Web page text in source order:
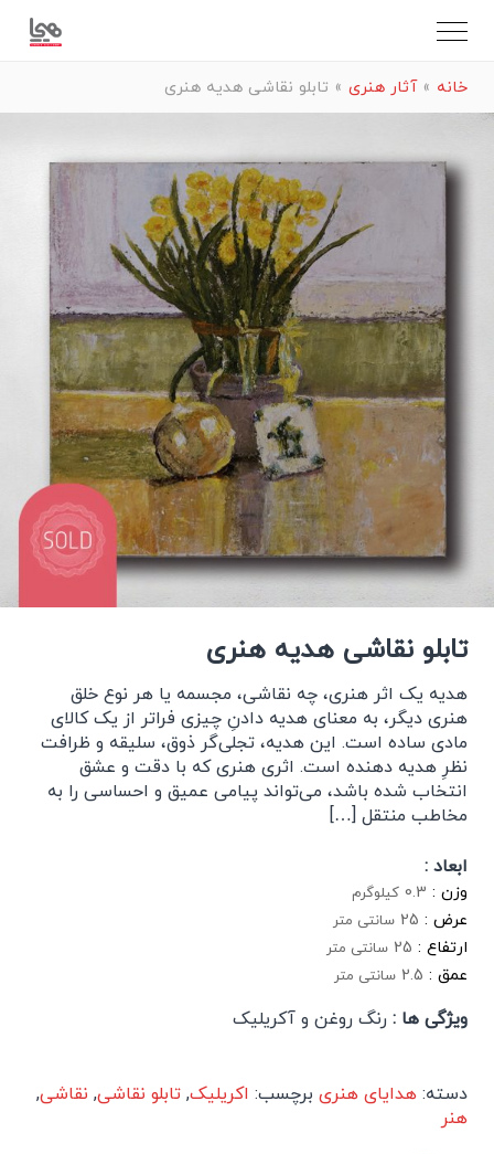
خانه »آثار هنری » تابلو نقاشی هدیه هنری
تابلو نقاشی هدیه هنری
هدیه یک اثر هنری، چه نقاشی، مجسمه یا هر نوع خلق
هنری دیگر، به معنای هدیه دادنِ چیزی فراتر از یک کالای
مادی ساده است. این هدیه، تجلی‌گر ذوق، سلیقه و ظرافت
نظرِ هدیه دهنده است. اثری هنری که با دقت و عشق
انتخاب شده باشد، می‌تواند پیامی عمیق و احساسی را به
مخاطب منتقل […]
ابعاد :
وزن : 0.3 کیلوگرم
عرض : 25 سانتی متر
ارتفاع : 25 سانتی متر
عمق : 2.5 سانتی متر
ویژگی ها : رنگ روغن و آکریلیک
دسته:هدایای هنری برچسب: اکریلیک,تابلو نقاشی, نقاشی,
هنر